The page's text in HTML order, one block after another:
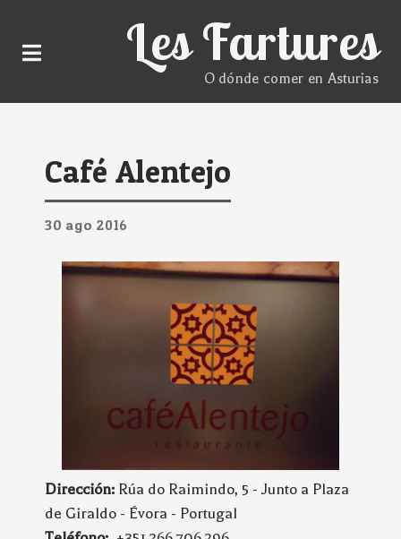
Les Fartures
O dónde comer en Asturias
Café Alentejo
30 ago 2016
Dirección: Rúa do Raimindo, 5 - Junto a Plaza
de Giraldo - Évora - Portugal